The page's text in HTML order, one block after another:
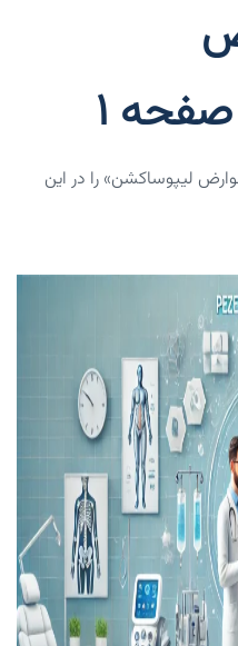
1
لیپوساکشن» را در این